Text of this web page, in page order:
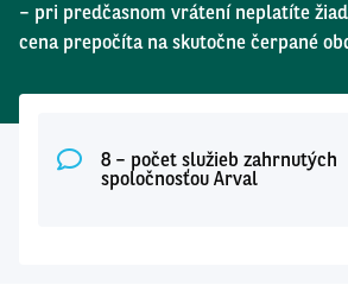
– pri predčasnom vrátení neplatíte
cena prepočíta na skutočne čerpané
8 – počet služieb zahrnutých
spoločnosťou Arval